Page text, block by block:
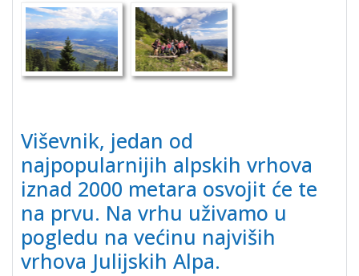
Viševnik, jedan od
najpopularnijih alpskih vrhova
iznad 2000 metara osvojit će te
na prvu. Na vrhu uživamo u
pogledu na većinu najviših
vrhova Julijskih Alpa.